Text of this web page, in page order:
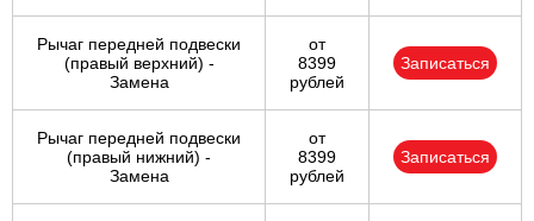
Рычаг передней подвески
(правый верхний) -
Замена
от
8399
рублей
Записаться
Рычаг передней подвески
(правый нижний) -
Замена
от
8399
рублей
Записаться